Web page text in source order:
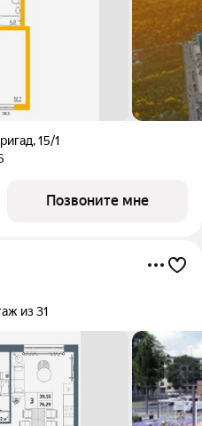
,15/1
Позвоните мне
из 31